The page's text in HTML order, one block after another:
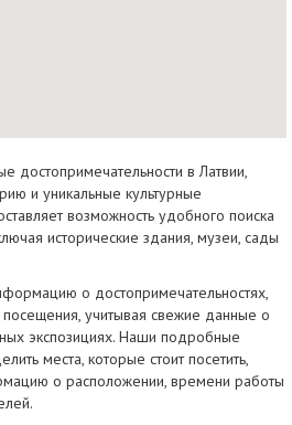
достопримечательности в Латвии,
и уникальные культурные
возможность удобного поиска
исторические здания, музеи, сады
о достопримечательностях,
учитывая свежие данные о
экспозициях. Наши подробные
места, которые стоит посетить,
о расположении, времени работы